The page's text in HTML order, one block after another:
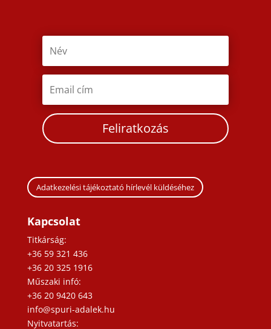
Feliratkozás
Adatkezelési tájékoztató hírlevél küldéséhez
Kapcsolat
Titkárság:
+36 59 321 436
+36 20 325 1916
Műszaki infó:
+36 20 9420 643
info@spuri-adalek.hu
Nyitvatartás: